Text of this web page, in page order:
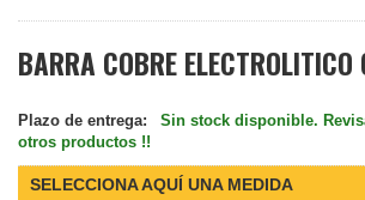
BARRA COBRE
Plazo de entrega:
Sin stock disponible.
otros productos !!
SELECCIONA AQUÍ UNA MEDIDA